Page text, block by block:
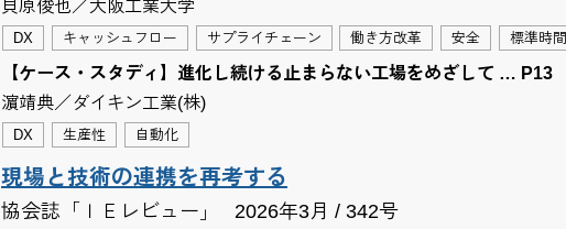
貝原俊也／大阪工業大学
DX キャッシュフロー サプライチェーン 働き方改革 安全 標準時間
【ケース・スタディ】進化し続ける止まらない工場をめざして … P13
濵靖典／ダイキン工業(株)
DX 生産性 自動化
現場と技術の連携を再考する
協会誌「ＩＥレビュー」 2026年3月 / 342号